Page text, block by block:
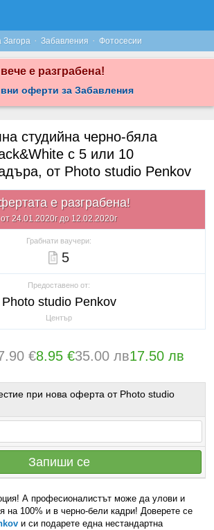
Загора · Забавления · Фотосесии
е разграбена!
оферти за Забавления
студийна черно-бяла
с 5 или 10
от Photo studio Penkov
е разграбена!
от 24.01.2020г до 12.02.2020г
Грабнати ваучери:
5
Предоставено от:
Photo studio Penkov
Център
€8.95 €35.00 лв17.50 лв
при нова оферта от Photo studio
Запиши се
А професионалистът може да улови и
на 100% и в черно-бели кадри! Доверете се
и си подарете една нестандартна